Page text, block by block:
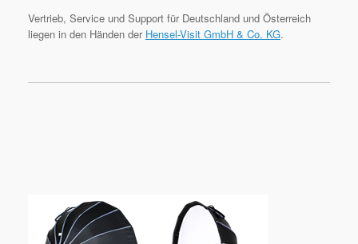
Vertrieb, Service und Support für Deutschland und Österreich
liegen in den Händen der Hensel-Visit GmbH & Co. KG.